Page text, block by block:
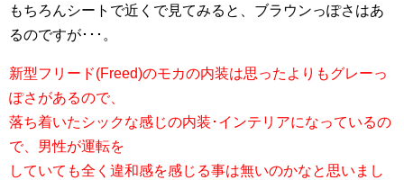
もちろんシートで近くで見てみると、ブラウンっぽさはあ
るのですが･･･。
新型フリード(Freed)のモカの内装は思ったよりもグレーっ
ぽさがあるので、
落ち着いたシックな感じの内装･インテリアになっているの
で、男性が運転を
していても全く違和感を感じる事は無いのかなと思いまし